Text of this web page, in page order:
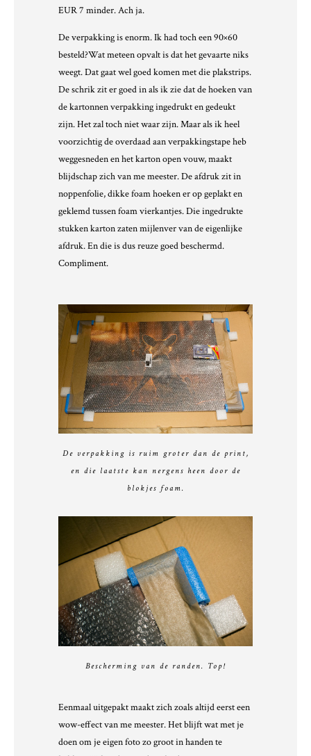
EUR 7 minder. Ach ja.
De verpakking is enorm. Ik had toch een 90×60
besteld?Wat meteen opvalt is dat het gevaarte niks
weegt. Dat gaat wel goed komen met die plakstrips.
De schrik zit er goed in als ik zie dat de hoeken van
de kartonnen verpakking ingedrukt en gedeukt
zijn. Het zal toch niet waar zijn. Maar als ik heel
voorzichtig de overdaad aan verpakkingstape heb
weggesneden en het karton open vouw, maakt
blijdschap zich van me meester. De afdruk zit in
noppenfolie, dikke foam hoeken er op geplakt en
geklemd tussen foam vierkantjes. Die ingedrukte
stukken karton zaten mijlenver van de eigenlijke
afdruk. En die is dus reuze goed beschermd.
Compliment.
De verpakking is ruim groter dan de print,
en die laatste kan nergens heen door de
blokjes foam.
Bescherming van de randen. Top!
Eenmaal uitgepakt maakt zich zoals altijd eerst een
wow-effect van me meester. Het blijft wat met je
doen om je eigen foto zo groot in handen te